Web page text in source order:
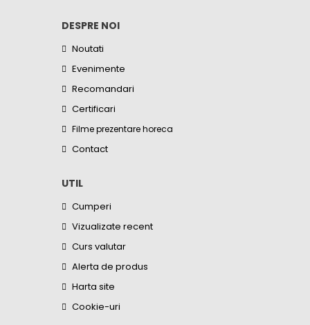
DESPRE NOI
Noutati
Evenimente
Recomandari
Certificari
Filme prezentare horeca
Contact
UTIL
Cumperi
Vizualizate recent
Curs valutar
Alerta de produs
Harta site
Cookie-uri